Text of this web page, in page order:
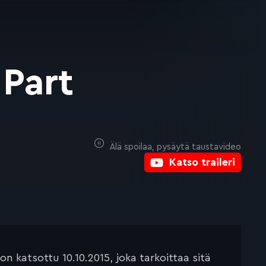
Katso traileri
Älä spoilaa, pysäytä taustavideo
katsottu 10.10.2015, joka tarkoittaa sitä